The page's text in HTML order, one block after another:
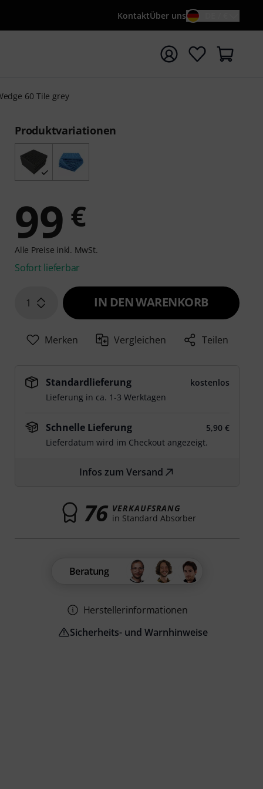
KontaktÜber uns
mit Suchwort {searchTerm} starten
60 Tile grey
Produktvariationen
99 €
Alle Preise inkl. MwSt.
Sofort lieferbar
1 IN DEN WARENKORB
Merken Vergleichen Teilen
Standardlieferung
kostenlos
Lieferung in ca. 1-3 Werktagen
Schnelle Lieferung
5,90 €
Lieferdatum wird im Checkout angezeigt.
Infos zum Versand
76 VERKAUFSRANG
in Standard Absorber
Beratung
Herstellerinformationen
Sicherheits- und Warnhinweise